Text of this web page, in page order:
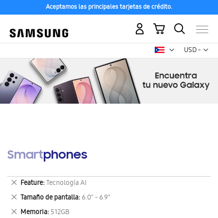
Aceptamos las principales tarjetas de crédito.
USD -
dólar
Mi carrito
Smartphones
Feature Tecnología AI
Eliminar
este
artículo
Tamaño de pantalla 6.0" - 6.9"
Eliminar
este
Memoria 512GB
Eliminar